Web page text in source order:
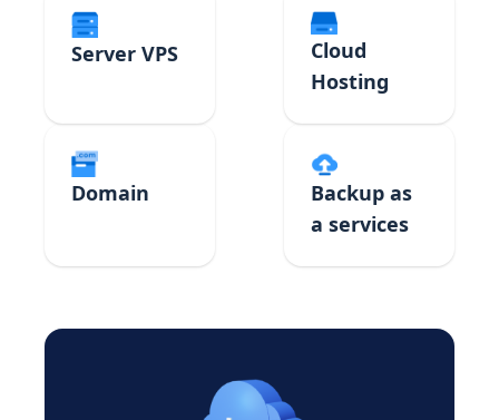
Server VPS
Cloud
Hosting
Domain
Backup as
a services